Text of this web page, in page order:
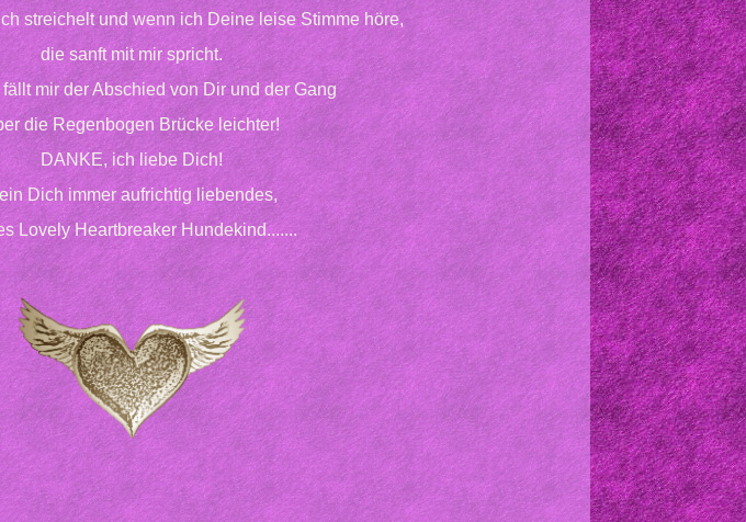
streichelt und wenn ich Deine leise Stimme höre,
die sanft mit mir spricht.
fällt mir der Abschied von Dir und der Gang
die Regenbogen Brücke leichter!
DANKE, ich liebe Dich!
Dich immer aufrichtig liebendes,
Lovely Heartbreaker Hundekind.......